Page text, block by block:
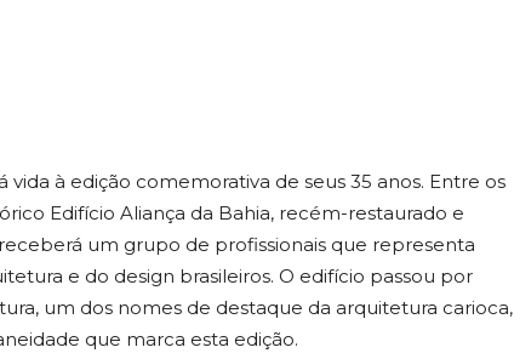
à edição comemorativa de seus 35 anos. Entre os
Edifício Aliança da Bahia, recém-restaurado e
um grupo de profissionais que representa
e do design brasileiros. O edifício passou por
um dos nomes de destaque da arquitetura carioca,
que marca esta edição.